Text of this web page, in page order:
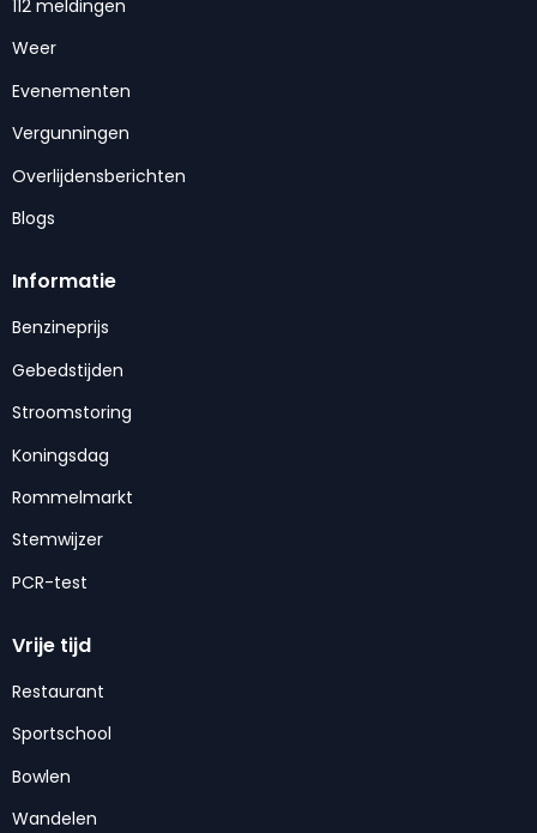
112 meldingen
Weer
Evenementen
Vergunningen
Overlijdensberichten
Blogs
Informatie
Benzineprijs
Gebedstijden
Stroomstoring
Koningsdag
Rommelmarkt
Stemwijzer
PCR-test
Vrije tijd
Restaurant
Sportschool
Bowlen
Wandelen